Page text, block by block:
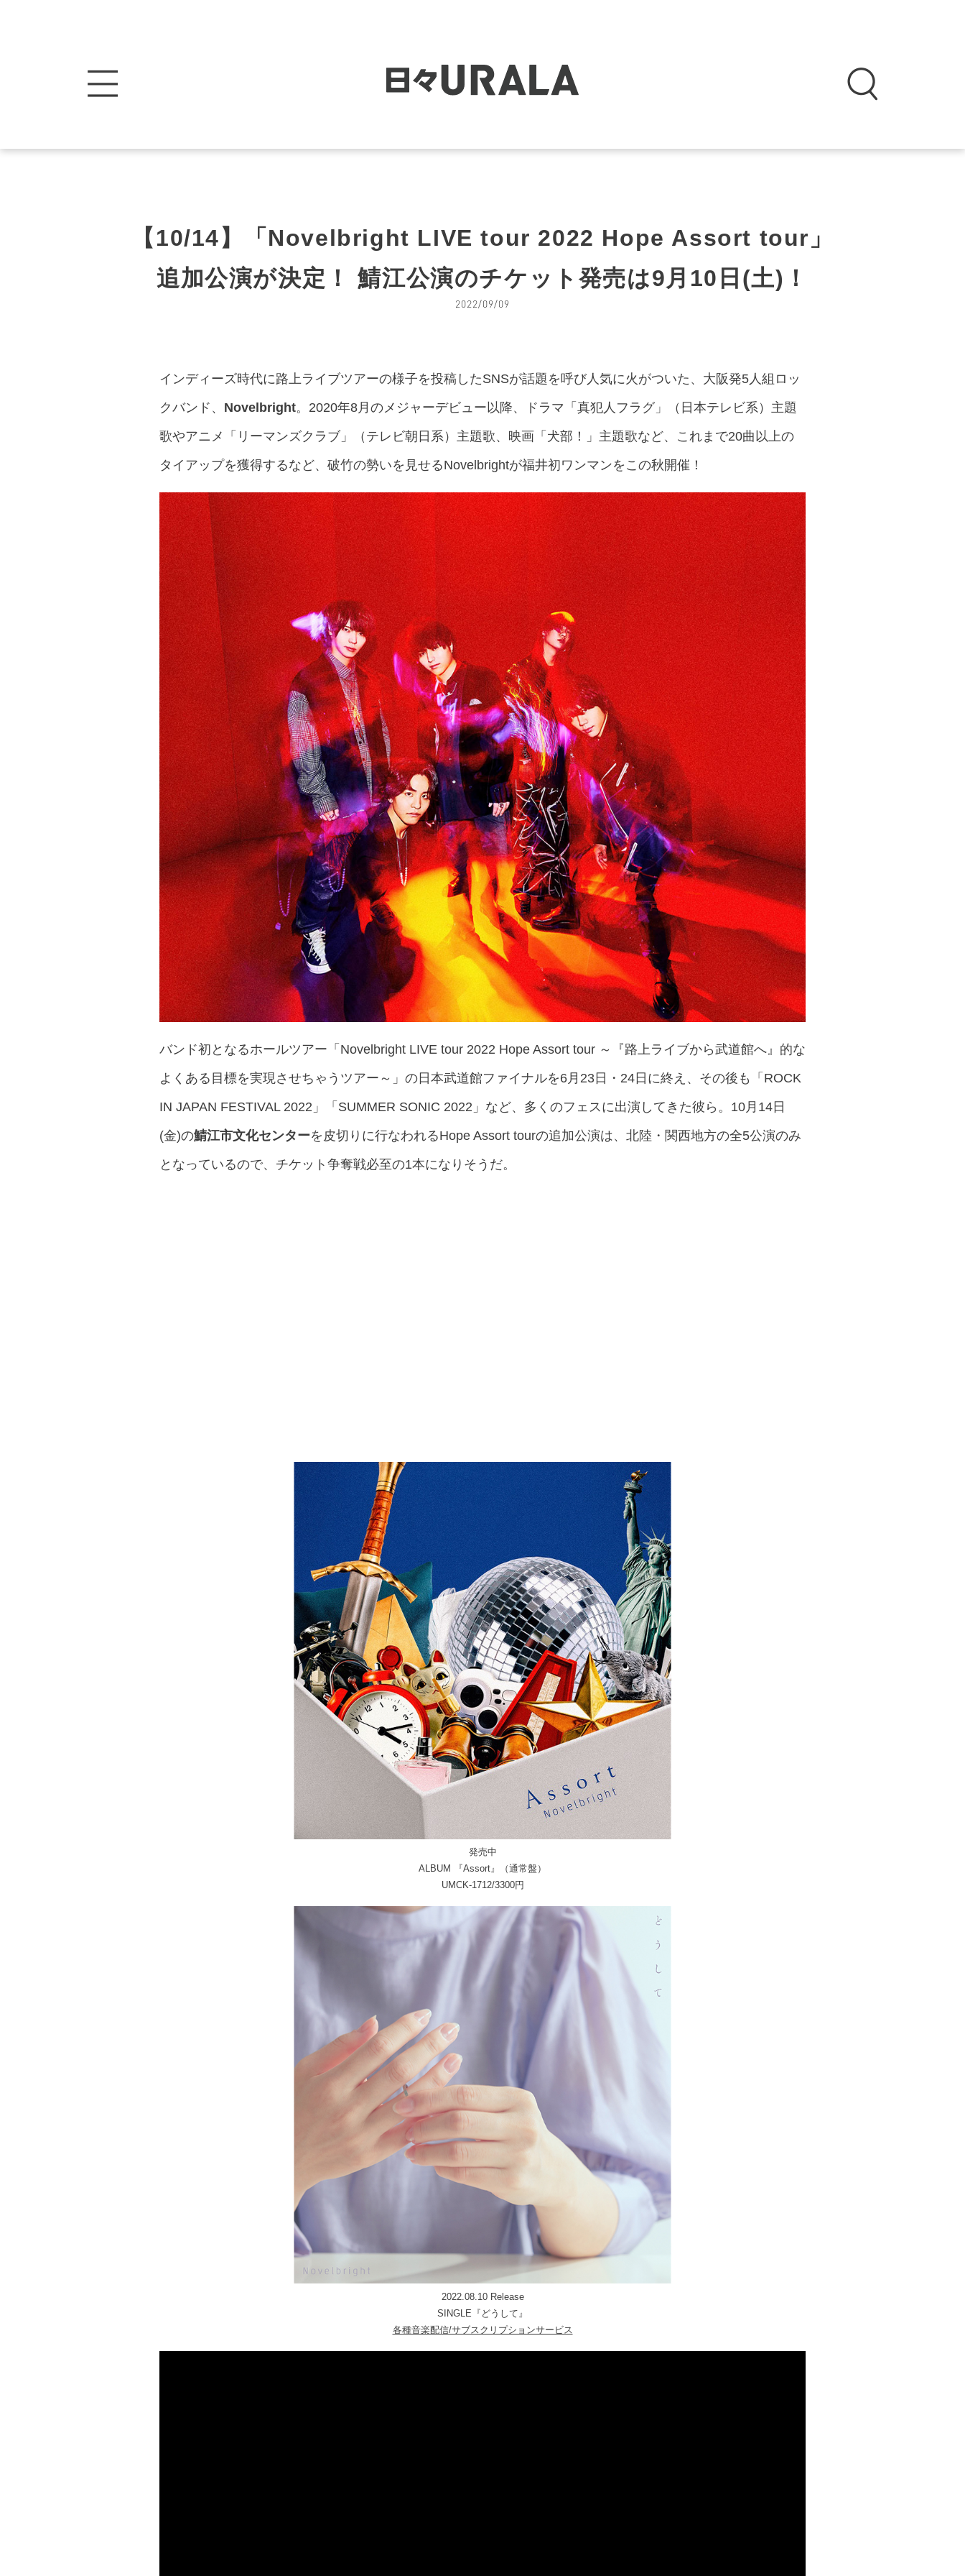
【10/14】「Novelbright LIVE tour 2022 Hope Assort tour」
追加公演が決定！ 鯖江公演のチケット発売は9月10日(土)！
2022/09/09
インディーズ時代に路上ライブツアーの様子を投稿したSNSが話題を呼び人気に火がついた、大阪発5人組ロッ
クバンド、 Novelbright。2020年8月のメジャーデビュー以降、ドラマ「真犯人フラグ」（日本テレビ系）主題
歌やアニメ「リーマンズクラブ」（テレビ朝日系）主題歌、映画「犬部！」主題歌など、これまで20曲以上の
タイアップを獲得するなど、破竹の勢いを見せるNovelbrightが福井初ワンマンをこの秋開催！
バンド初となるホールツアー「Novelbright LIVE tour 2022 Hope Assort tour ～『路上ライブから武道館へ』的な
よくある目標を実現させちゃうツアー～」の日本武道館ファイナルを6月23日・24日に終え、その後も「ROCK
IN JAPAN FESTIVAL 2022」「SUMMER SONIC 2022」など、多くのフェスに出演してきた彼ら。10月14日
(金)の鯖江市文化センターを皮切りに行なわれるHope Assort tourの追加公演は、北陸・関西地方の全5公演のみ
となっているので、チケット争奪戦必至の1本になりそうだ。
発売中
ALBUM 『Assort』（通常盤）
UMCK-1712/3300円
2022.08.10 Release
SINGLE『どうして』
各種音楽配信/サブスクリプションサービス